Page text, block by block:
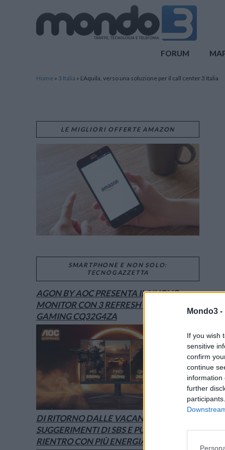
Mondo3 -
If you wish
sensitive
confirm
continue
information
further
FORUM
Home » 3 Italia » L’Aquila, verso una soluzione per il call center 3 Italia
LE MIGLIORI OFFERTE AMAZON
SMARTPHONE E NON SOLO:
TECNOGAZZETTA
AGON BY AOC PRESENTA IL NUOVO
MONITOR CON 3 REFRESH RATE: ECCO IL
GAMING CQ32G4ZA
DI RITORNO DALLE VACANZE? I
SUGGERIMENTI DI SBS E PURO PER UN
RIENTRO CON PIÙ ENERGIA